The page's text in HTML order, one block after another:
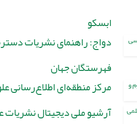
ابسکو
دواج: راهنمای نشریات
فهرستگان جهان
مرکز منطقه‌ای اطلاع‌رسانی
آرشیو ملی دیجیتال نشریات